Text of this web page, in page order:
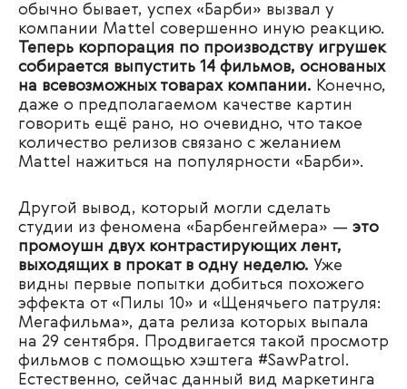
обычно бывает, успех «Барби» вызвал у
компании Mattel совершенно иную реакцию.
Теперь корпорация по производству игрушек
собирается выпустить 14 фильмов, основаных
на всевозможных товарах компании. Конечно,
даже о предполагаемом качестве картин
говорить ещё рано, но очевидно, что такое
количество релизов связано с желанием
Mattel нажиться на популярности «Барби».
Другой вывод, который могли сделать
студии из феномена «Барбенгеймера» — это
промоушн двух контрастирующих лент,
выходящих в прокат в одну неделю. Уже
видны первые попытки добиться похожего
эффекта от «Пилы 10» и «Щенячьего патруля:
Мегафильма», дата релиза которых выпала
на 29 сентября. Продвигается такой просмотр
фильмов с помощью хэштега #SawPatrol.
Естественно, сейчас данный вид маркетинга